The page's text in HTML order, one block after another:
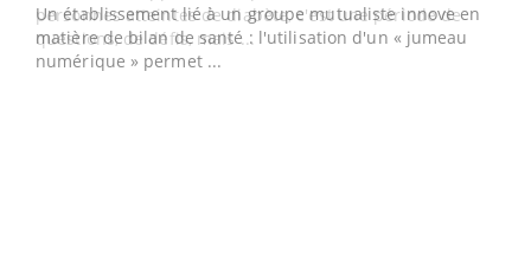
Un établissement lié à un groupe mutualiste innove en
matière de bilan de santé : l'utilisation d'un « jumeau
numérique » permet ...